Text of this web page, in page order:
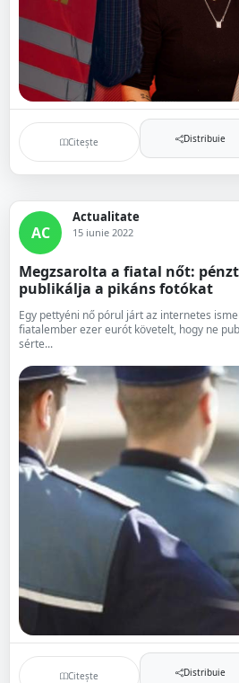
Citește Distribuie
AC
Actualitate
15 iunie 2022
Megzsarolta a fiatal nőt:
publikálja a pikáns fotókat
Egy pettyéni nő pórul járt az internetes
fiatalember ezer eurót követelt, hogy ne
sérte...
Citește Distribuie